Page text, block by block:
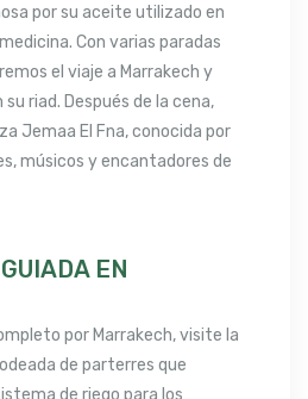
por su aceite utilizado en
Con varias paradas
el viaje a Marrakech y
riad. Después de la cena,
Jemaa El Fna, conocida por
músicos y encantadores de
EN
por Marrakech, visite la
de parterres que
de riego para los